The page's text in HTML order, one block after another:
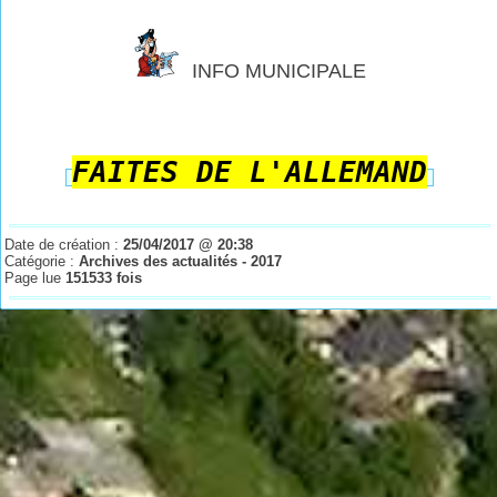
INFO MUNICIPALE
FAITES DE L'ALLEMAND
Date de création :25/04/2017 @ 20:38
Catégorie :Archives des actualités - 2017
Page lue151533 fois